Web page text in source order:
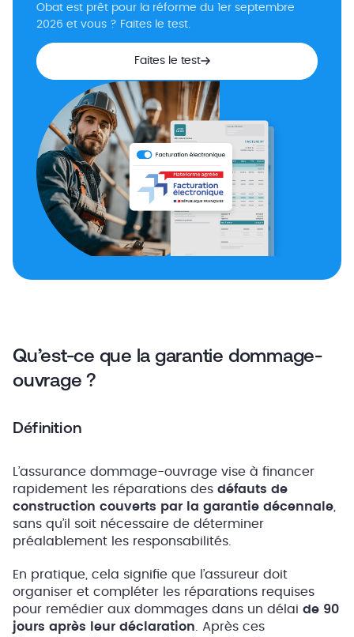
Obat est prêt pour la réforme du 1er septembre
2026 et vous ? Faites le test.
Faites le test
Qu’est-ce que la garantie dommage-
ouvrage ?
Définition
L’assurance dommage-ouvrage vise à financer
rapidement les réparations des défauts de
construction couverts par la garantie décennale,
sans qu’il soit nécessaire de déterminer
préalablement les responsabilités.
En pratique, cela signifie que l’assureur doit
organiser et compléter les réparations requises
pour remédier aux dommages dans un délai de 90
jours après leur déclaration. Après ces